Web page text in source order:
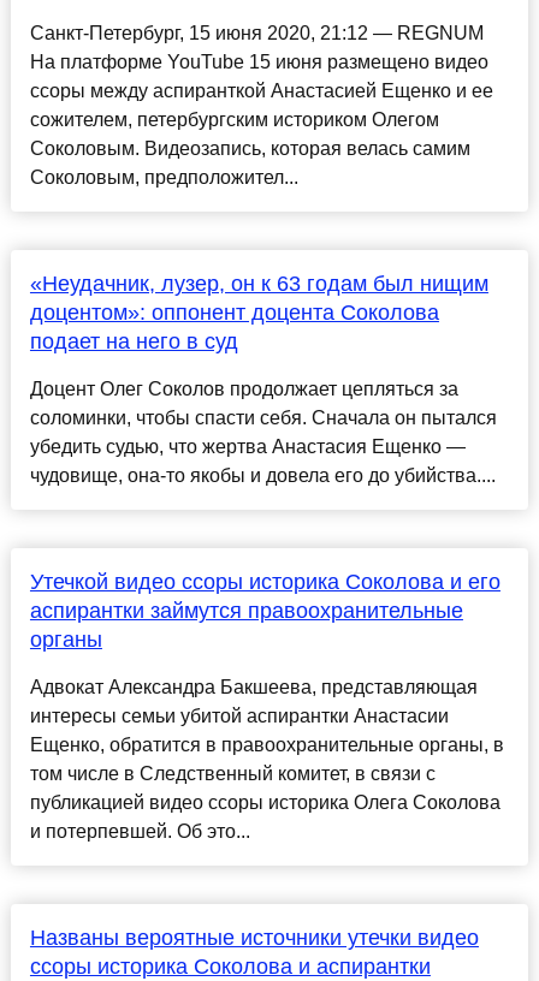
Санкт-Петербург, 15 июня 2020, 21:12 — REGNUM
На платформе YouTube 15 июня размещено видео
ссоры между аспиранткой Анастасией Ещенко и ее
сожителем, петербургским историком Олегом
Соколовым. Видеозапись, которая велась самим
Соколовым, предположител...
«Неудачник, лузер, он к 63 годам был нищим
доцентом»: оппонент доцента Соколова
подает на него в суд
Доцент Олег Соколов продолжает цепляться за
соломинки, чтобы спасти себя. Сначала он пытался
убедить судью, что жертва Анастасия Ещенко —
чудовище, она-то якобы и довела его до убийства....
Утечкой видео ссоры историка Соколова и его
аспирантки займутся правоохранительные
органы
Адвокат Александра Бакшеева, представляющая
интересы семьи убитой аспирантки Анастасии
Ещенко, обратится в правоохранительные органы, в
том числе в Следственный комитет, в связи с
публикацией видео ссоры историка Олега Соколова
и потерпевшей. Об это...
Названы вероятные источники утечки видео
ссоры историка Соколова и аспирантки